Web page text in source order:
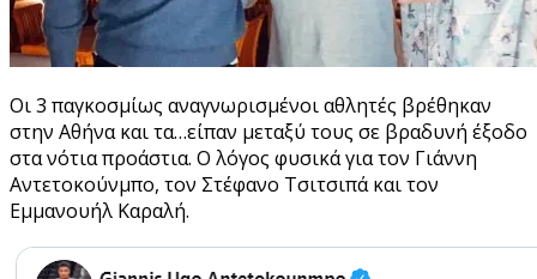
Οι 3 παγκοσμίως αναγνωρισμένοι αθλητές βρέθηκαν
στην Αθήνα και τα…είπαν μεταξύ τους σε βραδυνή έξοδο
στα νότια προάστια. Ο λόγος φυσικά για τον Γιάννη
Αντετοκούνμπο, τον Στέφανο Τσιτσιπά και τον
Εμμανουήλ Καραλή.